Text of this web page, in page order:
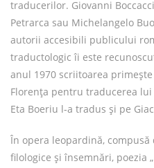
traducerilor. Giovanni
Petrarca sau Michelangelo
autorii accesibili publicului
traductologic îi este
anul 1970 scriitoarea
Florența pentru traducerea lui
Eta Boeriu l-a tradus și pe
În opera leopardină,
filologice și însemnări, poezia